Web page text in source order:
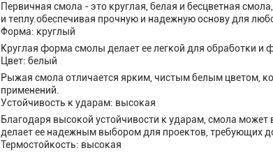
Первичная смола - это круглая, белая и бесцветная
и теплу.обеспечивая прочную и надежную основу для
Форма: круглый
Круглая форма смолы делает ее легкой для обработки
Цвет: белый
Рыжая смола отличается ярким, чистым белым цветом,
применений.
Устойчивость к ударам: высокая
Благодаря высокой устойчивости к ударам, смола
делает ее надежным выбором для проектов, требующих
Термостойкость: высокая